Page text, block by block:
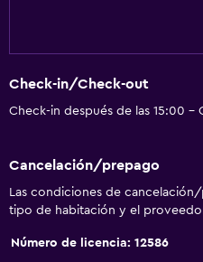
Almohada hipoalergénica
Lavadero bajo
Almohada sin plumas
Áreas designadas para
Check-in/Check-out
Check-in después de las 15:00 -
Cancelación/prepago
Las condiciones de
tipo de habitación y el
Número de licencia: 12586